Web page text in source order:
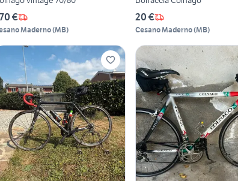
€
Maderno(MB)
20 €
Cesano Maderno(MB)